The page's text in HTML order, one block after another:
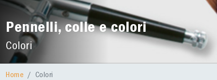
Pennelli, colle e colori
Colori
Home Colori